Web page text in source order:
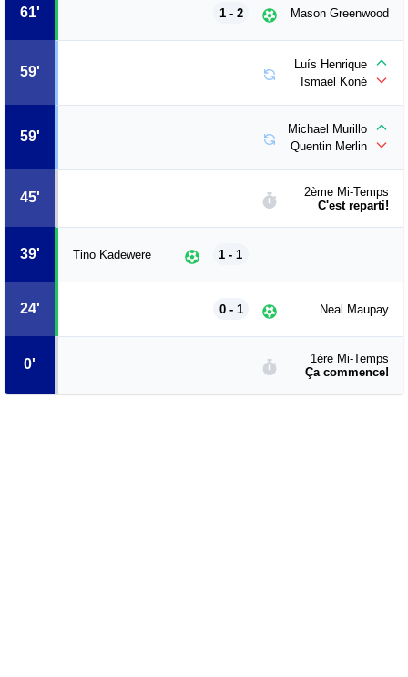
0'
1ère Mi-Temps
Ça commence!
24' Neal Maupay
0 - 1
39' Tino Kadewere 1 - 1
45'
2ème Mi-Temps
C'est reparti!
59'
Michael Murillo
Quentin Merlin
59'
Luís Henrique
Ismael Koné
61' Mason Greenwood
1 - 2